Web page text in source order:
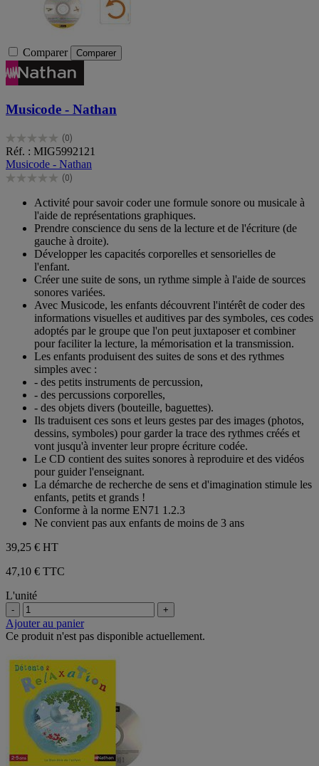
Comparer Comparer
Musicode - Nathan
(0)
0.0
sur
5
étoiles.
Réf. : MIG5992121
Musicode - Nathan
(0)
0.0
étoiles.
Activité pour savoir coder une formule sonore ou musicale à
l'aide de représentations graphiques.
Prendre conscience du sens de la lecture et de l'écriture (de
gauche à droite).
Développer les capacités corporelles et sensorielles de
l'enfant.
Créer une suite de sons, un rythme simple à l'aide de sources
sonores variées.
Avec Musicode, les enfants découvrent l'intérêt de coder des
informations visuelles et auditives par des symboles, ces codes
adoptés par le groupe que l'on peut juxtaposer et combiner
pour faciliter la lecture, la mémorisation et la transmission.
Les enfants produisent des suites de sons et des rythmes
simples avec :
- des petits instruments de percussion,
- des percussions corporelles,
- des objets divers (bouteille, baguettes).
Ils traduisent ces sons et leurs gestes par des images (photos,
dessins, symboles) pour garder la trace des rythmes créés et
vont jusqu'à inventer leur propre écriture codée.
Le CD contient des suites sonores à reproduire et des vidéos
pour guider l'enseignant.
La démarche de recherche de sens et d'imagination stimule les
enfants, petits et grands !
Conforme à la norme EN71 1.2.3
Ne convient pas aux enfants de moins de 3 ans
39,25 € HT
47,10 € TTC
L'unité
- +
Ajouter au panier
Ce produit n'est pas disponible actuellement.